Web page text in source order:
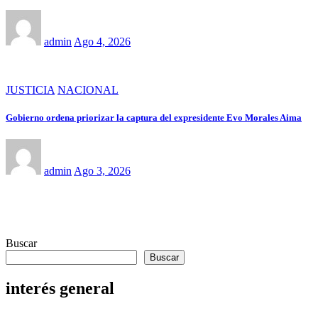
admin Ago 4, 2026
JUSTICIA NACIONAL
Gobierno ordena priorizar la captura del expresidente Evo Morales Aima
admin Ago 3, 2026
Buscar
Buscar
interés general